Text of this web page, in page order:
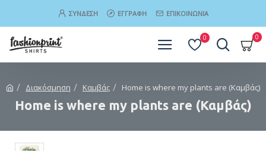
ΣΎΝΔΕΣΗ ΕΓΓΡΑΦΉ ΕΠΙΚΟΙΝΩΝΊΑ
0 0
Διακόσµηση Καµβάς Home is where my plants are (Καμβάς)
Home is where my plants are (Καμβάς)